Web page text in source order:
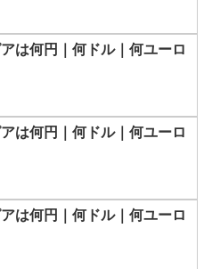
は何円｜何ドル｜何ユーロ
は何円｜何ドル｜何ユーロ
は何円｜何ドル｜何ユーロ